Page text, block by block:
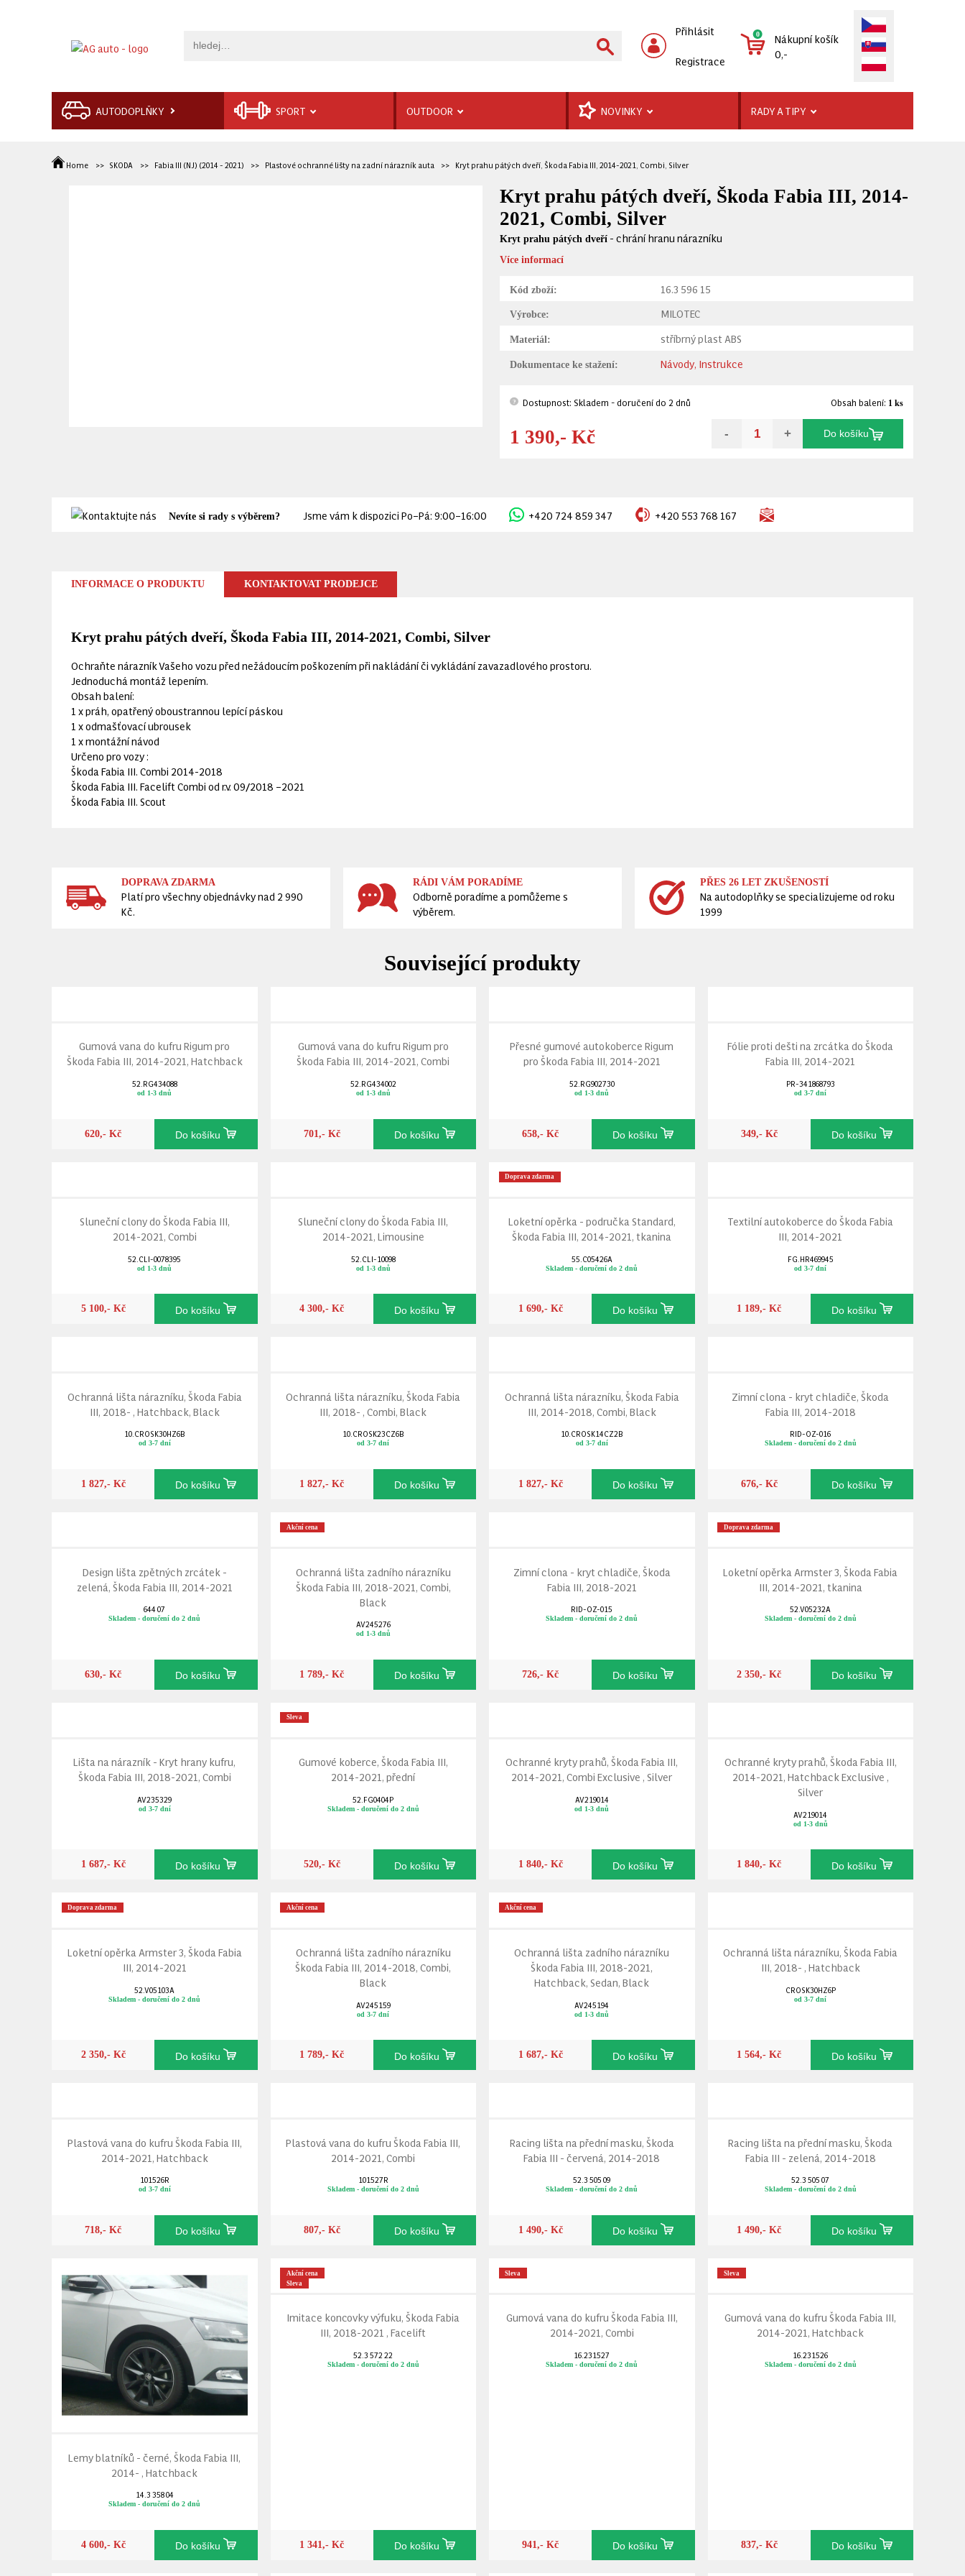
Přihlásit
Registrace
0
Nákupní košík
0,-
AUTODOPLŇKY SPORT OUTDOOR NOVINKY RADY A TIPY
Home SKODA Fabia III (NJ) (2014 - 2021) Plastové ochranné lišty na zadní nárazník auta Kryt prahu pátých dveří, Škoda Fabia III, 2014-2021, Combi, Silver
Kryt prahu pátých dveří, Škoda Fabia III, 2014-
2021, Combi, Silver
Kryt prahu pátých dveří - chrání hranu nárazníku
Více informací
Kód zboží: 16.3 596 15
Výrobce: MILOTEC
Materiál: stříbrný plast ABS
Dokumentace ke stažení: Návody, Instrukce
? Dostupnost: Skladem - doručení do 2 dnů Obsah balení: 1 ks
1 390,- Kč - + Do košíku
Nevíte si rady s výběrem? Jsme vám k dispozici Po–Pá: 9:00–16:00 +420 724 859 347 +420 553 768 167
INFORMACE O PRODUKTU KONTAKTOVAT PRODEJCE
Kryt prahu pátých dveří, Škoda Fabia III, 2014-2021, Combi, Silver
Ochraňte nárazník Vašeho vozu před nežádoucím poškozením při nakládání či vykládání zavazadlového prostoru.
Jednoduchá montáž lepením.
Obsah balení:
1 x práh, opatřený oboustrannou lepící páskou
1 x odmašťovací ubrousek
1 x montážní návod
Určeno pro vozy :
Škoda Fabia III. Combi 2014-2018
Škoda Fabia III. Facelift Combi od r.v. 09/2018 –2021
Škoda Fabia III. Scout
DOPRAVA ZDARMA
Platí pro všechny objednávky nad 2 990
Kč.
RÁDI VÁM PORADÍME
Odborně poradíme a pomůžeme s
výběrem.
PŘES 26 LET ZKUŠENOSTÍ
Na autodoplňky se specializujeme od roku
1999
Související produkty
Gumová vana do kufru Rigum pro
Škoda Fabia III, 2014-2021, Hatchback
52.RG434088
od 1-3 dnů
620,- Kč Do košíku
Gumová vana do kufru Rigum pro
Škoda Fabia III, 2014-2021, Combi
52.RG434002
od 1-3 dnů
701,- Kč Do košíku
Přesné gumové autokoberce Rigum
pro Škoda Fabia III, 2014-2021
52.RG902730
od 1-3 dnů
658,- Kč Do košíku
Fólie proti dešti na zrcátka do Škoda
Fabia III, 2014-2021
PR-341868793
od 3-7 dní
349,- Kč Do košíku
Sluneční clony do Škoda Fabia III,
2014-2021, Combi
52.CLI-0078395
od 1-3 dnů
5 100,- Kč Do košíku
Sluneční clony do Škoda Fabia III,
2014-2021, Limousine
52.CLI-10098
od 1-3 dnů
4 300,- Kč Do košíku
Doprava zdarma
Loketní opěrka - područka Standard,
Škoda Fabia III, 2014-2021, tkanina
55.C05426A
Skladem - doručení do 2 dnů
1 690,- Kč Do košíku
Textilní autokoberce do Škoda Fabia
III, 2014-2021
FG.HR469945
od 3-7 dní
1 189,- Kč Do košíku
Ochranná lišta nárazníku, Škoda Fabia
III, 2018- , Hatchback, Black
10.CROSK30HZ6B
od 3-7 dní
1 827,- Kč Do košíku
Ochranná lišta nárazníku, Škoda Fabia
III, 2018- , Combi, Black
10.CROSK23CZ6B
od 3-7 dní
1 827,- Kč Do košíku
Ochranná lišta nárazníku, Škoda Fabia
III, 2014-2018, Combi, Black
10.CROSK14CZ2B
od 3-7 dní
1 827,- Kč Do košíku
Zimní clona - kryt chladiče, Škoda
Fabia III, 2014-2018
RID-OZ-016
Skladem - doručení do 2 dnů
676,- Kč Do košíku
Design lišta zpětných zrcátek -
zelená, Škoda Fabia III, 2014-2021
644 07
Skladem - doručení do 2 dnů
630,- Kč Do košíku
Akční cena
Ochranná lišta zadního nárazníku
Škoda Fabia III, 2018-2021, Combi,
Black
AV245276
od 1-3 dnů
1 789,- Kč Do košíku
Zimní clona - kryt chladiče, Škoda
Fabia III, 2018-2021
RID-OZ-015
Skladem - doručení do 2 dnů
726,- Kč Do košíku
Doprava zdarma
Loketní opěrka Armster 3, Škoda Fabia
III, 2014-2021, tkanina
52.V05232A
Skladem - doručení do 2 dnů
2 350,- Kč Do košíku
Lišta na nárazník - Kryt hrany kufru,
Škoda Fabia III, 2018-2021, Combi
AV235329
od 3-7 dní
1 687,- Kč Do košíku
Sleva
Gumové koberce, Škoda Fabia III,
2014-2021, přední
52.FG0404P
Skladem - doručení do 2 dnů
520,- Kč Do košíku
Ochranné kryty prahů, Škoda Fabia III,
2014-2021, Combi Exclusive , Silver
AV219014
od 1-3 dnů
1 840,- Kč Do košíku
Ochranné kryty prahů, Škoda Fabia III,
2014-2021, Hatchback Exclusive ,
Silver
AV219014
od 1-3 dnů
1 840,- Kč Do košíku
Doprava zdarma
Loketní opěrka Armster 3, Škoda Fabia
III, 2014-2021
52.V05103A
Skladem - doručení do 2 dnů
2 350,- Kč Do košíku
Akční cena
Ochranná lišta zadního nárazníku
Škoda Fabia III, 2014-2018, Combi,
Black
AV245159
od 3-7 dní
1 789,- Kč Do košíku
Akční cena
Ochranná lišta zadního nárazníku
Škoda Fabia III, 2018-2021,
Hatchback, Sedan, Black
AV245194
od 1-3 dnů
1 687,- Kč Do košíku
Ochranná lišta nárazníku, Škoda Fabia
III, 2018- , Hatchback
CROSK30HZ6P
od 3-7 dní
1 564,- Kč Do košíku
Plastová vana do kufru Škoda Fabia III,
2014-2021, Hatchback
101526R
od 3-7 dní
718,- Kč Do košíku
Plastová vana do kufru Škoda Fabia III,
2014-2021, Combi
101527R
Skladem - doručení do 2 dnů
807,- Kč Do košíku
Racing lišta na přední masku, Škoda
Fabia III - červená, 2014-2018
52.3 505 09
Skladem - doručení do 2 dnů
1 490,- Kč Do košíku
Racing lišta na přední masku, Škoda
Fabia III - zelená, 2014-2018
52.3 505 07
Skladem - doručení do 2 dnů
1 490,- Kč Do košíku
Lemy blatníků - černé, Škoda Fabia III,
2014- , Hatchback
14.3 358 04
Skladem - doručení do 2 dnů
4 600,- Kč Do košíku
Akční cena
Sleva
Imitace koncovky výfuku, Škoda Fabia
III, 2018-2021 , Facelift
52.3 572 22
Skladem - doručení do 2 dnů
1 341,- Kč Do košíku
Sleva
Gumová vana do kufru Škoda Fabia III,
2014-2021, Combi
16.231527
Skladem - doručení do 2 dnů
941,- Kč Do košíku
Sleva
Gumová vana do kufru Škoda Fabia III,
2014-2021, Hatchback
16.231526
Skladem - doručení do 2 dnů
837,- Kč Do košíku